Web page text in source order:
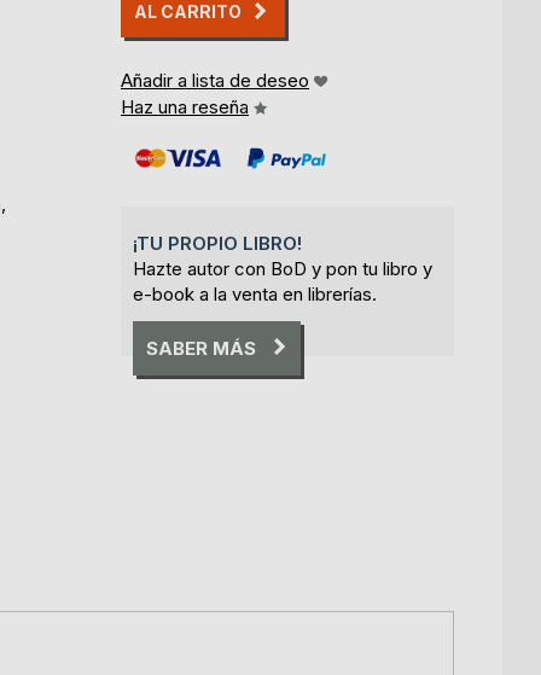
AL CARRITO
Añadir a lista de deseo
Haz una reseña
¡TU PROPIO LIBRO!
Hazte autor con BoD y pon tu libro y
e-book a la venta en librerías.
SABER MÁS